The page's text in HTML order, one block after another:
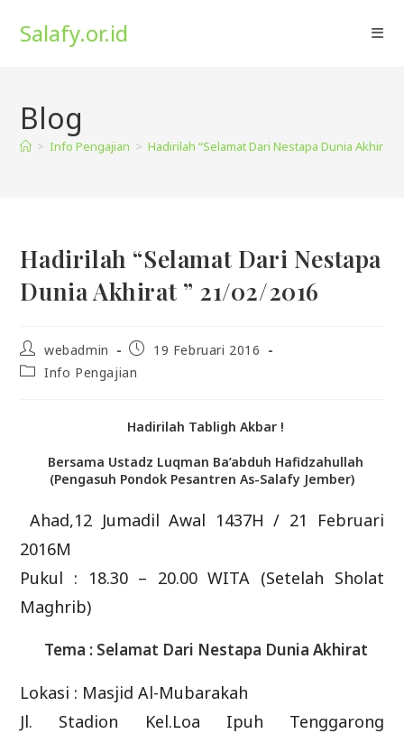
Salafy.or.id
Blog
> Info Pengajian > Hadirilah “Selamat Dari Nestapa Dunia Akhirat
Hadirilah “Selamat Dari Nestapa
Dunia Akhirat ” 21/02/2016
Post
author:
webadmin
Post19 Februari 2016
PostInfo Pengajian
Hadirilah Tabligh Akbar !
Bersama Ustadz Luqman Ba’abduh Hafidzahullah
(Pengasuh Pondok Pesantren As-Salafy Jember)
Ahad,12 Jumadil Awal 1437H / 21 Februari
2016M
Pukul : 18.30 – 20.00 WITA (Setelah Sholat
Maghrib)
Tema : Selamat Dari Nestapa Dunia Akhirat
Lokasi : Masjid Al-Mubarakah
Jl. Stadion Kel.Loa Ipuh Tenggarong